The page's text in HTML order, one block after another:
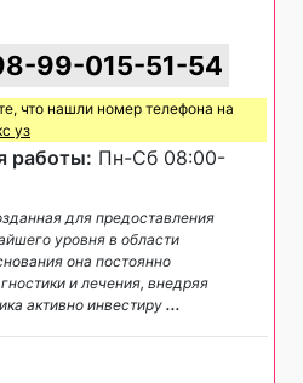
99-015-51-54
что нашли номер телефона на
уз
работы: Пн-Сб 08:00-
для предоставления
уровня в области
она постоянно
и лечения, внедряя
активно инвестиру ...